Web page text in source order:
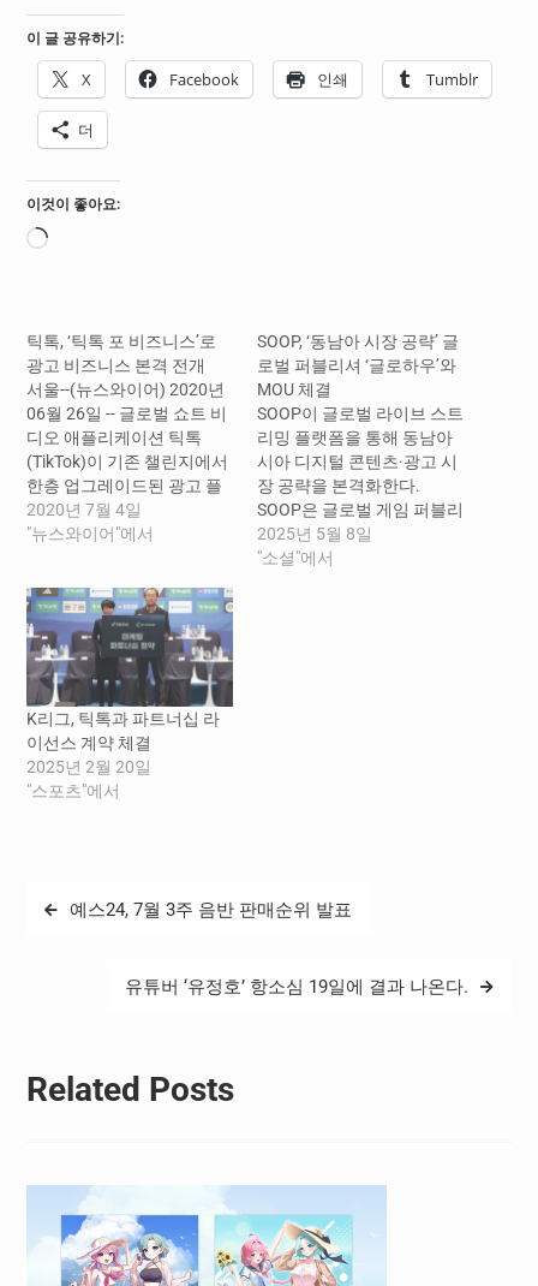
이 글 공유하기:
X Facebook 인쇄 Tumblr
더
이것이 좋아요:
로
틱톡, ‘틱톡 포 비즈니스’로
광고 비즈니스 본격 전개
서울--(뉴스와이어) 2020년
06월 26일 -- 글로벌 쇼트 비
디오 애플리케이션 틱톡
(TikTok)이 기존 챌린지에서
한층 업그레이드된 광고 플
랫폼 ‘틱톡 포 비즈니스
(TikTok For Business)’를 한
플랫폼의 선두주자 틱톡은
다양한 챌린지와 새로운 밈
현상으로 MZ 세대의 문화 트
렌드를 리드하며 큰 사랑을
받아왔다. 특히 MZ 세대를
타깃으로 국내…
2020년 7월 4일
"뉴스와이어"에서
SOOP, ‘동남아 시장 공략’ 글
로벌 퍼블리셔 ‘글로하우’와
MOU 체결
SOOP이 글로벌 라이브 스트
리밍 플랫폼을 통해 동남아
시아 디지털 콘텐츠·광고 시
장 공략을 본격화한다.
SOOP은 글로벌 게임 퍼블리
셔이자 디지털 마케팅 선도
기업인 ‘글로하우
2025년 5월 8일
"소셜"에서
K리그, 틱톡과 파트너십 라
이선스 계약 체결
2025년 2월 20일
"스포츠"에서
글
예스24, 7월 3주 음반 판매순위 발표
유튜버 ‘유정호’ 항소심 19일에 결과 나온다.
Related Posts